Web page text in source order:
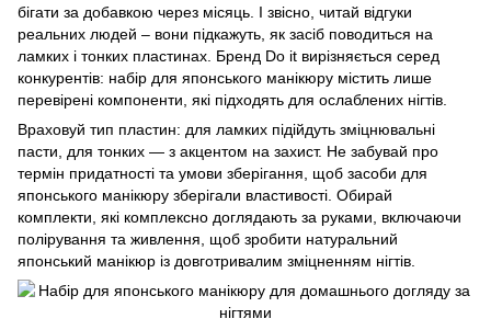
бігати за добавкою через місяць. І звісно, читай відгуки
реальних людей – вони підкажуть, як засіб поводиться на
ламких і тонких пластинах. Бренд Do it вирізняється серед
конкурентів: набір для японського манікюру містить лише
перевірені компоненти, які підходять для ослаблених нігтів.
Враховуй тип пластин: для ламких підійдуть зміцнювальні
пасти, для тонких — з акцентом на захист. Не забувай про
термін придатності та умови зберігання, щоб засоби для
японського манікюру зберігали властивості. Обирай
комплекти, які комплексно доглядають за руками, включаючи
полірування та живлення, щоб зробити натуральний
японський манікюр із довготривалим зміцненням нігтів.